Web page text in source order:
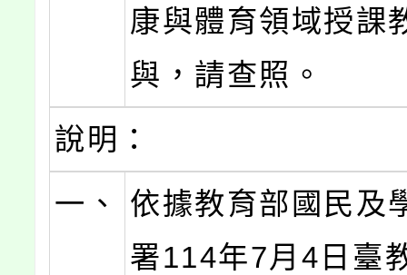
康與體育領域授課
與，請查照。
說明：
一、
依據教育部國民及
署114年7月4日臺